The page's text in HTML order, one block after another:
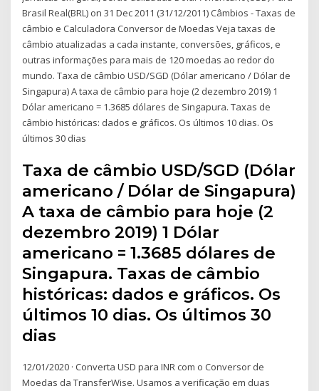
Brasil Real(BRL) on 31 Dec 2011 (31/12/2011) Câmbios - Taxas de
câmbio e Calculadora Conversor de Moedas Veja taxas de
câmbio atualizadas a cada instante, conversões, gráficos, e
outras informações para mais de 120 moedas ao redor do
mundo. Taxa de câmbio USD/SGD (Dólar americano / Dólar de
Singapura) A taxa de câmbio para hoje (2 dezembro 2019) 1
Dólar americano = 1.3685 dólares de Singapura. Taxas de
câmbio históricas: dados e gráficos. Os últimos 10 dias. Os
últimos 30 dias
Taxa de câmbio USD/SGD (Dólar
americano / Dólar de Singapura)
A taxa de câmbio para hoje (2
dezembro 2019) 1 Dólar
americano = 1.3685 dólares de
Singapura. Taxas de câmbio
históricas: dados e gráficos. Os
últimos 10 dias. Os últimos 30
dias
12/01/2020 · Converta USD para INR com o Conversor de
Moedas da TransferWise. Usamos a verificação em duas